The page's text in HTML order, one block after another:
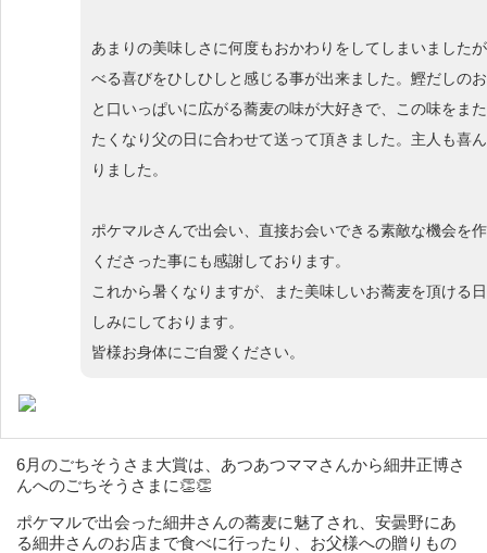
あまりの美味しさに何度もおかわりをしてしまいました
べる喜びをひしひしと感じる事が出来ました。鰹だしの
と口いっぱいに広がる蕎麦の味が大好きで、この味をま
たくなり父の日に合わせて送って頂きました。主人も喜
りました。
ポケマルさんで出会い、直接お会いできる素敵な機会を
くださった事にも感謝しております。
これから暑くなりますが、また美味しいお蕎麦を頂ける
しみにしております。
皆様お身体にご自愛ください。
6月のごちそうさま大賞は、あつあつママさんから細井正博さ
んへのごちそうさまに👏👏
ポケマルで出会った細井さんの蕎麦に魅了され、安曇野にあ
る細井さんのお店まで食べに行ったり、お父様への贈りもの